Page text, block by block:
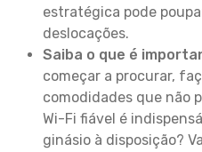
estratégica pode
deslocações.
Saiba o que é
começar a procurar,
comodidades que não
Wi-Fi fiável é
ginásio à disposição?